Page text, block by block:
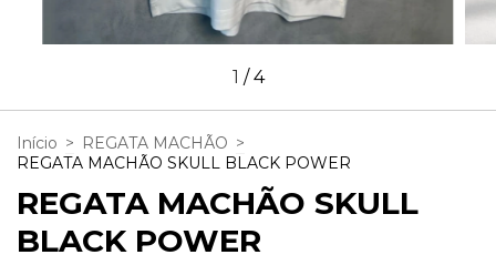
1 /4
Início > REGATA MACHÃO >
REGATA MACHÃO SKULL BLACK POWER
REGATA MACHÃO SKULL
BLACK POWER